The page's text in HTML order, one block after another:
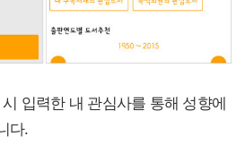
입력한 내 관심사를 통해 성향에
다.